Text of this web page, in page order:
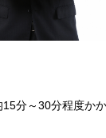
分～30分程度かか